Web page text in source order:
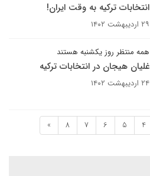
انتخابات ترکیه به وقت ایران!
۲۹ اردیبهشت ۱۴۰۲
همه منتظر روز یکشنبه هستند
غلیان هیجان در انتخابات ترکیه
۲۴ اردیبهشت ۱۴۰۲
4
5
6
7
8
»